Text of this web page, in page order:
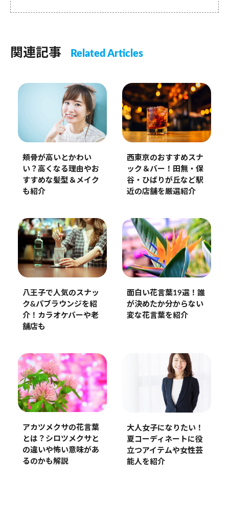
関連記事 Related Articles
頬骨が高いとかわい
い？高くなる理由やお
すすめな髪型＆メイク
も紹介
西東京のおすすめスナ
ック＆バー！田無・保
谷・ひばりが丘など駅
近の店舗を厳選紹介
八王子で人気のスナッ
ク&パブラウンジを紹
介！カラオケバーや老
舗店も
面白い花言葉19選！誰
が決めたか分からない
変な花言葉を紹介
アカツメクサの花言葉
とは？シロツメクサと
の違いや怖い意味があ
るのかも解説
大人女子になりたい！
夏コーディネートに役
立つアイテムや女性芸
能人を紹介